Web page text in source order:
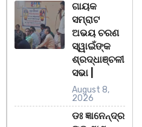
ଗାୟକ
ସମ୍ରାଟ
ଅଭୟ ଚରଣ
ସ୍ୱାଇଁଙ୍କ
ଶ୍ରଦ୍ଧାଞ୍ଚଳୀ
ସଭା |
August 8,
2026
ଡଃ ଜ୍ଞାନେନ୍ଦ୍ର